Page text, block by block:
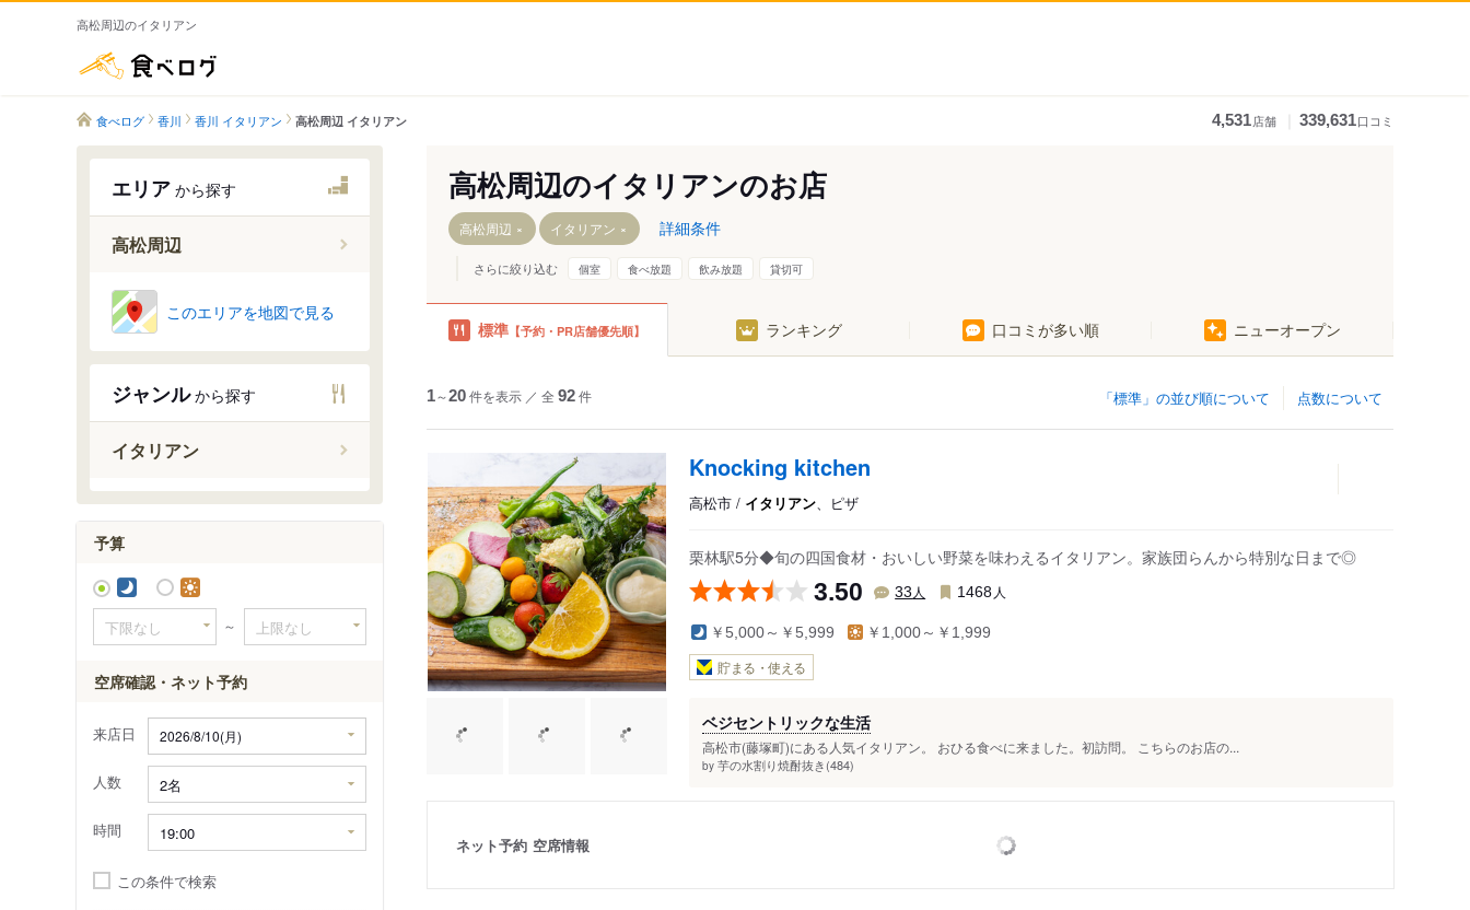
高松周辺のイタリアン
食べログ 香川 香川 イタリアン 高松周辺 イタリアン 4,531店舗 339,631口コミ
エリア から探す
高松周辺
高松
三木町
このエリアを地図で見る
ジャンルから探す
イタリアン
予算
～
空席確認・ネット予約
来店日
人数
時間
この条件で検索
高松周辺のイタリアンのお店
高松周辺 イタリアン 詳細条件
さらに絞り込む 個室 食べ放題 飲み放題 貸切可
標準 【予約・PR店舗優先順】 ランキング 口コミが多い順 ニューオープン
点数について
「標準」の並び順について
1～20件を表示 ／ 全 92件
Knocking kitchen
高松市 / イタリアン、ピザ
栗林駅5分◆旬の四国食材・おいしい野菜を味わえるイタリアン。家族団らんから特別な日まで◎
3.50 33 人 1468 人
￥5,000～￥5,999 ￥1,000～￥1,999
貯まる・使える
ベジセントリックな生活
高松市(藤塚町)にある人気イタリアン。 おひる食べに来ました。初訪問。 こちらのお店の...
by 芋の水割り焼酎抜き(484)
ネット予約 空席情報